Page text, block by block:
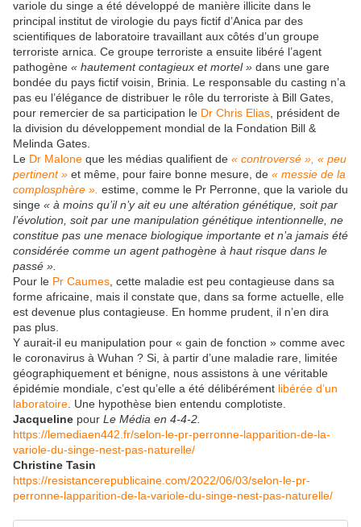
variole du singe a été développé de manière illicite dans le
principal institut de virologie du pays fictif d’Anica par des
scientifiques de laboratoire travaillant aux côtés d’un groupe
terroriste arnica. Ce groupe terroriste a ensuite libéré l’agent
pathogène « hautement contagieux et mortel » dans une gare
bondée du pays fictif voisin, Brinia. Le responsable du casting n’a
pas eu l’élégance de distribuer le rôle du terroriste à Bill Gates,
pour remercier de sa participation le Dr Chris Elias , président de
la division du développement mondial de la Fondation Bill &
Melinda Gates.
Le Dr Malone que les médias qualifient de « controversé », « peu
pertinent » et même, pour faire bonne mesure, de « messie de la
complosphère ». estime, comme le Pr Perronne, que la variole du
singe « à moins qu’il n’y ait eu une altération génétique, soit par
l’évolution, soit par une manipulation génétique intentionnelle, ne
constitue pas une menace biologique importante et n’a jamais été
considérée comme un agent pathogène à haut risque dans le
passé ».
Pour le Pr Caumes , cette maladie est peu contagieuse dans sa
forme africaine, mais il constate que, dans sa forme actuelle, elle
est devenue plus contagieuse. En homme prudent, il n’en dira
pas plus.
Y aurait-il eu manipulation pour « gain de fonction » comme avec
le coronavirus à Wuhan ? Si, à partir d’une maladie rare, limitée
géographiquement et bénigne, nous assistons à une véritable
épidémie mondiale, c’est qu’elle a été délibérément libérée d’un
laboratoire . Une hypothèse bien entendu complotiste.
Jacqueline pour Le Média en 4-4-2.
https://lemediaen442.fr/selon-le-pr-perronne-lapparition-de-la-
variole-du-singe-nest-pas-naturelle/
Christine Tasin
https://resistancerepublicaine.com/2022/06/03/selon-le-pr-
perronne-lapparition-de-la-variole-du-singe-nest-pas-naturelle/